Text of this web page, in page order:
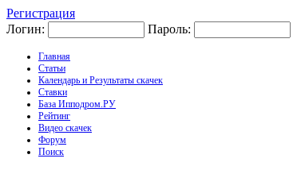
Регистрация
Логин:
Пароль:
Главная
Статьи
Календарь и Результаты скачек
Ставки
База Ипподром.РУ
Рейтинг
Видео скачек
Форум
Поиск